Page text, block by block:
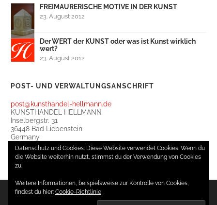
FREIMAURERISCHE MOTIVE IN DER KUNST
23. August 2012
Der WERT der KUNST oder was ist Kunst wirklich
wert?
23. August 2012
POST- UND VERWALTUNGSANSCHRIFT
post@kunsthandel-hellmann.de
KUNSTHANDEL HELLMANN
Inselbergstr. 31
36448 Bad Liebenstein
Germany
FON ++49 (0) 036961-390261
Besuche nur nach Voranmeldung!
Datenschutz und Cookies: Diese Website verwendet Cookies. Wenn du
die Website weiterhin nutzt, stimmst du der Verwendung von Cookies
zu.
Weitere Informationen, beispielsweise zur Kontrolle von Cookies,
findest du hier: Cookie-Richtlinie